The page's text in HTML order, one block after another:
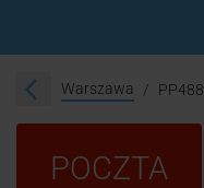
Warszawa
POCZTA